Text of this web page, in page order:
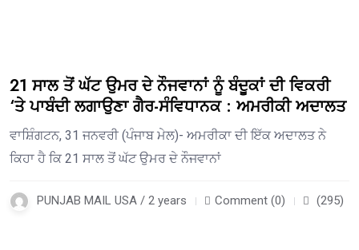
21 ਸਾਲ ਤੋਂ ਘੱਟ ਉਮਰ ਦੇ ਨੌਜਵਾਨਾਂ ਨੂੰ ਬੰਦੂਕਾਂ ਦੀ ਵਿਕਰੀ
‘ਤੇ ਪਾਬੰਦੀ ਲਗਾਉਣਾ ਗੈਰ-ਸੰਵਿਧਾਨਕ : ਅਮਰੀਕੀ ਅਦਾਲਤ
ਵਾਸ਼ਿੰਗਟਨ, 31 ਜਨਵਰੀ (ਪੰਜਾਬ ਮੇਲ)- ਅਮਰੀਕਾ ਦੀ ਇੱਕ ਅਦਾਲਤ ਨੇ
ਕਿਹਾ ਹੈ ਕਿ 21 ਸਾਲ ਤੋਂ ਘੱਟ ਉਮਰ ਦੇ ਨੌਜਵਾਨਾਂ
PUNJAB MAIL USA / 2 years Comment (0) (295)